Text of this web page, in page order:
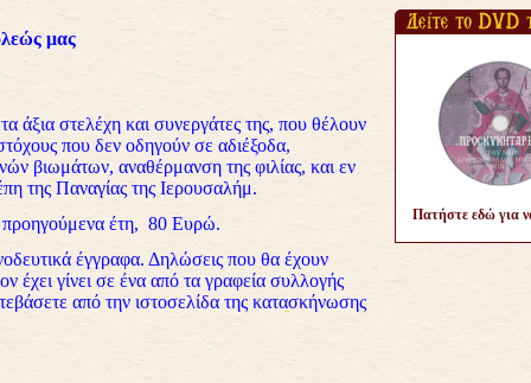
μας
άξια στελέχη και συνεργάτες της, που θέλουν
που δεν οδηγούν σε αδιέξοδα,
βιωμάτων, αναθέρμανση της φιλίας, και εν
της Παναγίας της Ιερουσαλήμ.
προηγούμενα έτη, 80 Ευρώ.
έγγραφα. Δηλώσεις που θα έχουν
έχει γίνει σε ένα από τα γραφεία συλλογής
από την ιστοσελίδα της κατασκήνωσης
Πατήστε εδώ για